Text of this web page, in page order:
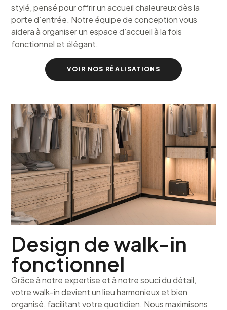
stylé, pensé pour offrir un accueil chaleureux dès la
porte d’entrée. Notre équipe de conception vous
aidera à organiser un espace d’accueil à la fois
fonctionnel et élégant.
VOIR NOS RÉALISATIONS
Design de walk-in
fonctionnel
Grâce à notre expertise et à notre souci du détail,
votre walk-in devient un lieu harmonieux et bien
organisé, facilitant votre quotidien. Nous maximisons